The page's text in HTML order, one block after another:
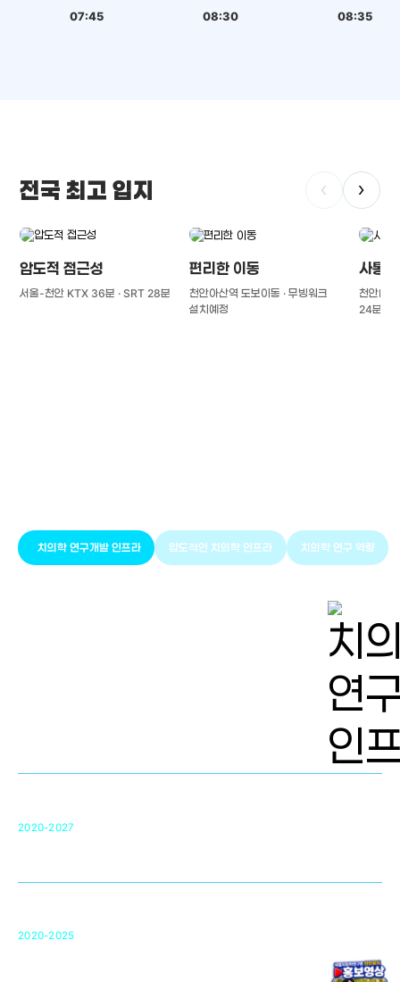
07:45 08:30 08:35
전국 최고 입지 ‹ ›
압도적 접근성
서울-천안 KTX 36분 · SRT 28분
편리한 이동
천안아산역 도보이동 · 무빙워크
설치예정
사통
천안IC(
24분
치의학 연구개발 인프라 압도적인 치의학 인프라 치의학 연구 역량
2020-2027
2020-2025
미국 베크만연구소